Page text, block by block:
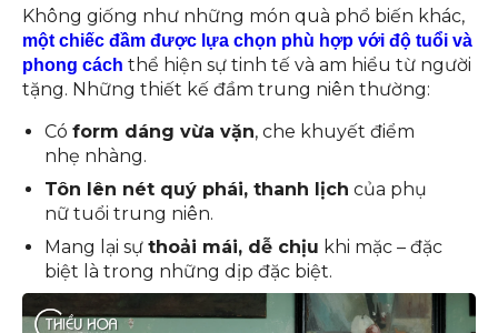
Không giống như những món quà phổ biến khác,
một chiếc đầm được lựa chọn phù hợp với độ tuổi và
phong cách thể hiện sự tinh tế và am hiểu từ người
tặng. Những thiết kế đầm trung niên thường:
Có form dáng vừa vặn, che khuyết điểm
nhẹ nhàng.
Tôn lên nét quý phái, thanh lịch của phụ
nữ tuổi trung niên.
Mang lại sự thoải mái, dễ chịu khi mặc – đặc
biệt là trong những dịp đặc biệt.